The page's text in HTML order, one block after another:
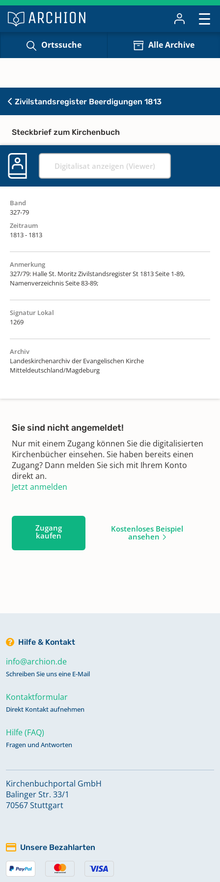
Ortssuche Alle Archive
Zivilstandsregister Beerdigungen 1813
Steckbrief zum Kirchenbuch
Digitalisat anzeigen (Viewer)
Band
327-79
Zeitraum
1813 - 1813
Anmerkung
327/79: Halle St. Moritz Zivilstandsregister St 1813 Seite 1-89,
Namenverzeichnis Seite 83-89;
Signatur Lokal
1269
Archiv
Landeskirchenarchiv der Evangelischen Kirche
Mitteldeutschland/Magdeburg
Sie sind nicht angemeldet!
Nur mit einem Zugang können Sie die digitalisierten
Kirchenbücher einsehen. Sie haben bereits einen
Zugang? Dann melden Sie sich mit Ihrem Konto
direkt an.
Jetzt anmelden
Zugang
kaufen
Kostenloses Beispiel
ansehen
Hilfe & Kontakt
info@archion.de
Schreiben Sie uns eine E-Mail
Kontaktformular
Direkt Kontakt aufnehmen
Hilfe (FAQ)
Fragen und Antworten
Kirchenbuchportal GmbH
Balinger Str. 33/1
70567 Stuttgart
Unsere Bezahlarten